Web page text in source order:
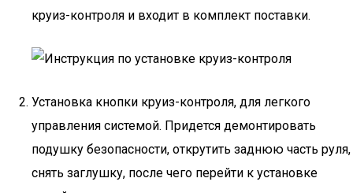
круиз-контроля и входит в комплект поставки.
Установка кнопки круиз-контроля, для легкого
управления системой. Придется демонтировать
подушку безопасности, открутить заднюю часть руля,
снять заглушку, после чего перейти к установке